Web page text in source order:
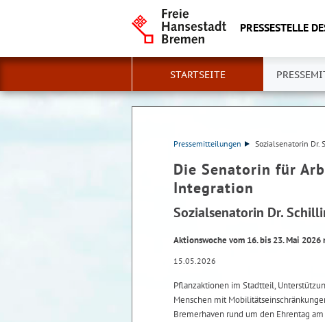
PRESSESTELLE
STARTSEITE
Pressemitteilungen Sozialsenatorin Dr.
Die Senatorin für
Integration
Sozialsenatorin Dr.
Aktionswoche vom 16. bis 23. Mai
15.05.2026
Pflanzaktionen im Stadtteil,
Menschen mit
Bremerhaven rund um den Ehrentag